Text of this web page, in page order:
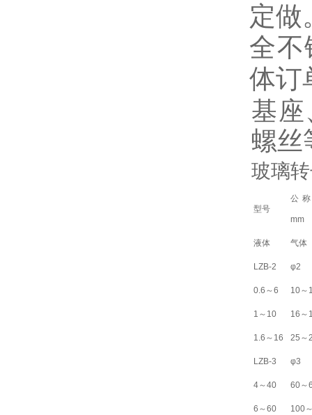
定做
全不
体订
基座
螺丝
玻璃
型号
公
mm
液体 气体
LZB-2 φ2
0.6～6 10～
1～10 16～
1.6～16 25～
LZB-3 φ3
4～40 60～
6～60 100